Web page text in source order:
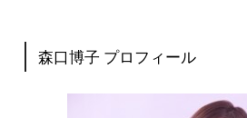
森口博子 プロフィール